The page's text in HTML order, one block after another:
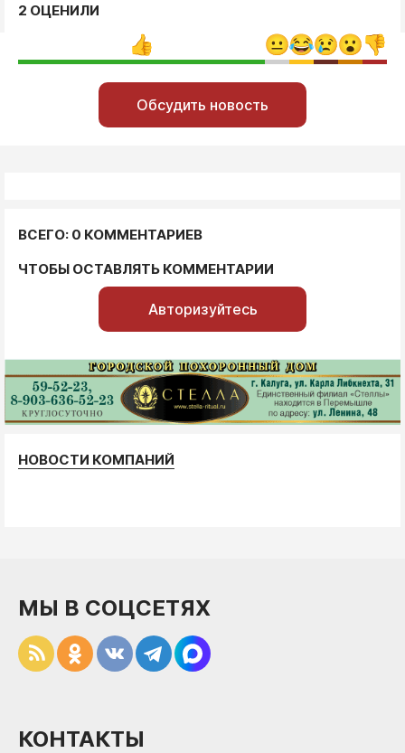
2 ОЦЕНИЛИ
Обсудить новость
ВСЕГО: 0 КОММЕНТАРИЕВ
ЧТОБЫ ОСТАВЛЯТЬ КОММЕНТАРИИ
Авторизуйтесь
НОВОСТИ КОМПАНИЙ
МЫ В СОЦСЕТЯХ
КОНТАКТЫ